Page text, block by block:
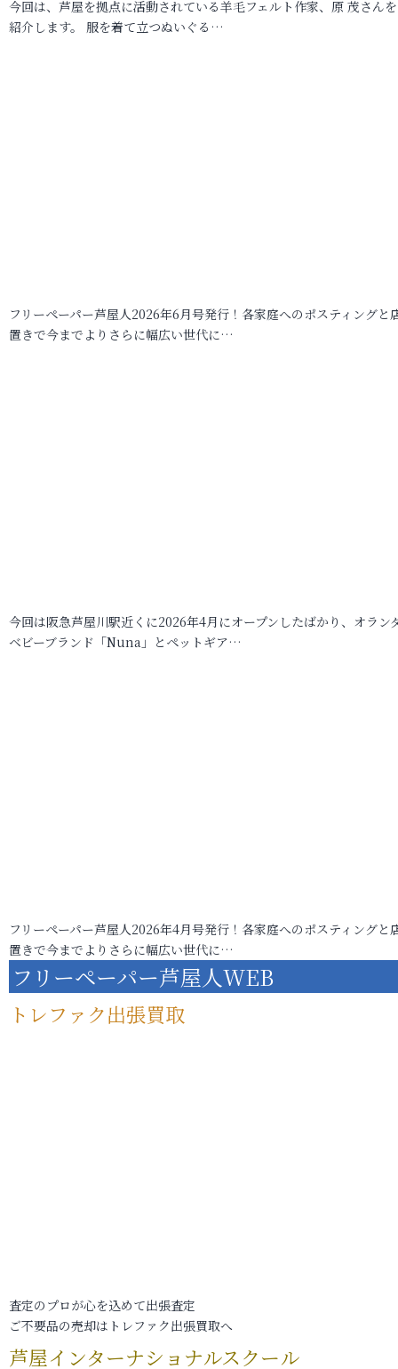
今回は、芦屋を拠点に活動されている羊毛フェルト作家、原 茂さん
紹介します。 服を着て立つぬいぐる…
フリーペーパー芦屋人2026年6月号発行！各家庭へのポスティングと
置きで今までよりさらに幅広い世代に…
今回は阪急芦屋川駅近くに2026年4月にオープンしたばかり、オラン
ベビーブランド「Nuna」とペットギア…
フリーペーパー芦屋人2026年4月号発行！各家庭へのポスティングと
置きで今までよりさらに幅広い世代に…
フリーペーパー芦屋人WEB
トレファク出張買取
査定のプロが心を込めて出張査定
ご不要品の売却はトレファク出張買取へ
芦屋インターナショナルスクール